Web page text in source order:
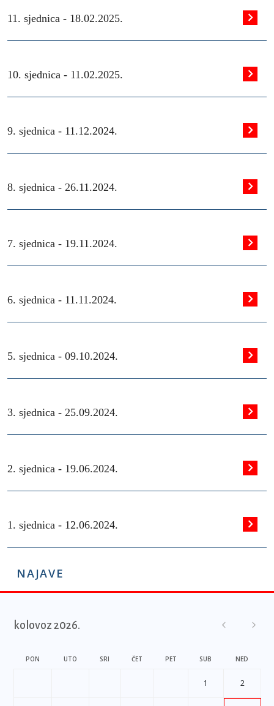
11. sjednica - 18.02.2025.
10. sjednica - 11.02.2025.
9. sjednica - 11.12.2024.
8. sjednica - 26.11.2024.
7. sjednica - 19.11.2024.
6. sjednica - 11.11.2024.
5. sjednica - 09.10.2024.
3. sjednica - 25.09.2024.
2. sjednica - 19.06.2024.
1. sjednica - 12.06.2024.
NAJAVE
kolovoz 2026.
PON UTO SRI ČET PET SUB NED
1 2